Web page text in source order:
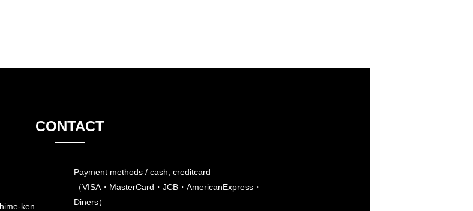
CONTACT
ken
Payment methods / cash, creditcard
（VISA・MasterCard・JCB・AmericanExpress・
Diners）